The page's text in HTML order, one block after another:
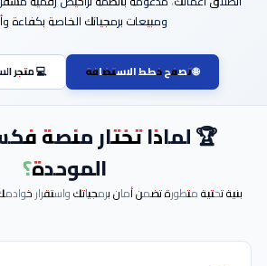
تمنحك خوادم سحابية فائقة السرعة مع
مدعومة بأنظمة تراخيص رقمية مشفرة
💻 متجر
لماذا تختار منصة